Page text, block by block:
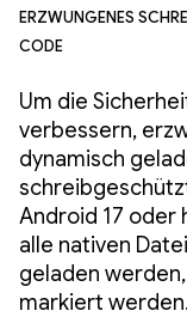
Erzwungenes
Code
Um die
verbessern,
dynamisch
Android 17 oder
alle nativen
geladen
markiert werden.